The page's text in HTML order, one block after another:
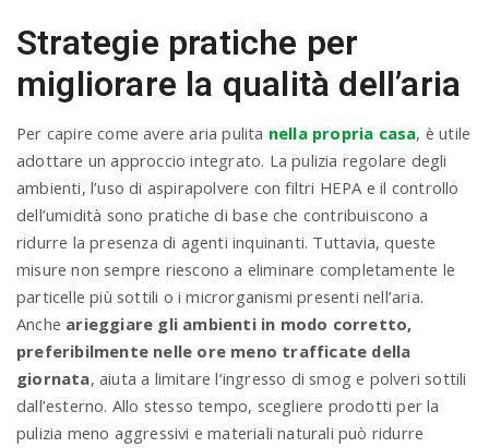
Strategie pratiche per
migliorare la qualità dell’aria
Per capire come avere aria pulita nella propria casa, è utile
adottare un approccio integrato. La pulizia regolare degli
ambienti, l’uso di aspirapolvere con filtri HEPA e il controllo
dell’umidità sono pratiche di base che contribuiscono a
ridurre la presenza di agenti inquinanti. Tuttavia, queste
misure non sempre riescono a eliminare completamente le
particelle più sottili o i microrganismi presenti nell’aria.
Anche arieggiare gli ambienti in modo corretto,
preferibilmente nelle ore meno trafficate della
giornata, aiuta a limitare l’ingresso di smog e polveri sottili
dall’esterno. Allo stesso tempo, scegliere prodotti per la
pulizia meno aggressivi e materiali naturali può ridurre